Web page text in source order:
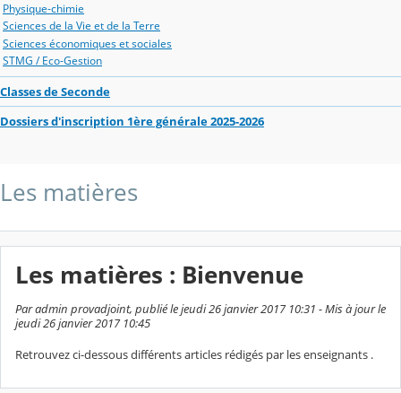
Physique-chimie
Sciences de la Vie et de la Terre
Sciences économiques et sociales
STMG / Eco-Gestion
Classes de Seconde
Dossiers d'inscription 1ère générale 2025-2026
Les matières
Les matières : Bienvenue
Par admin provadjoint, publié le jeudi 26 janvier 2017 10:31 - Mis à jour le
jeudi 26 janvier 2017 10:45
Retrouvez ci-dessous différents articles rédigés par les enseignants .